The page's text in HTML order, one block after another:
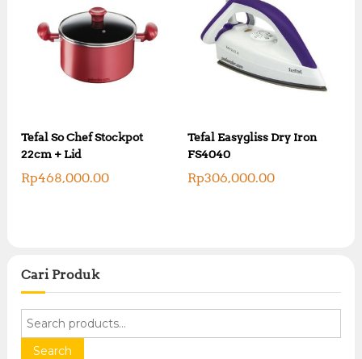
Tefal So Chef Stockpot
22cm + Lid
Rp468,000.00
Tefal Easygliss Dry Iron
FS4040
Rp306,000.00
Cari Produk
Search